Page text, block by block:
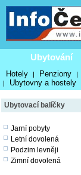
Ubytování
Hotely | Penziony |
| Ubytovny a hostely
Ubytovací balíčky
Jarní pobyty
Letní dovolená
Podzim levněji
Zimní dovolená